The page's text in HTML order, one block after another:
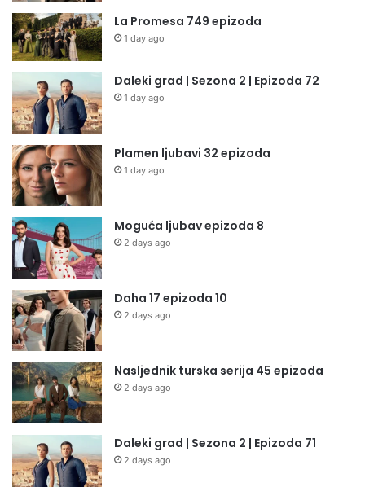
La Promesa 749 epizoda
1 day ago
Daleki grad | Sezona 2 | Epizoda 72
1 day ago
Plamen ljubavi 32 epizoda
1 day ago
Moguća ljubav epizoda 8
2 days ago
Daha 17 epizoda 10
2 days ago
Nasljednik turska serija 45 epizoda
2 days ago
Daleki grad | Sezona 2 | Epizoda 71
2 days ago